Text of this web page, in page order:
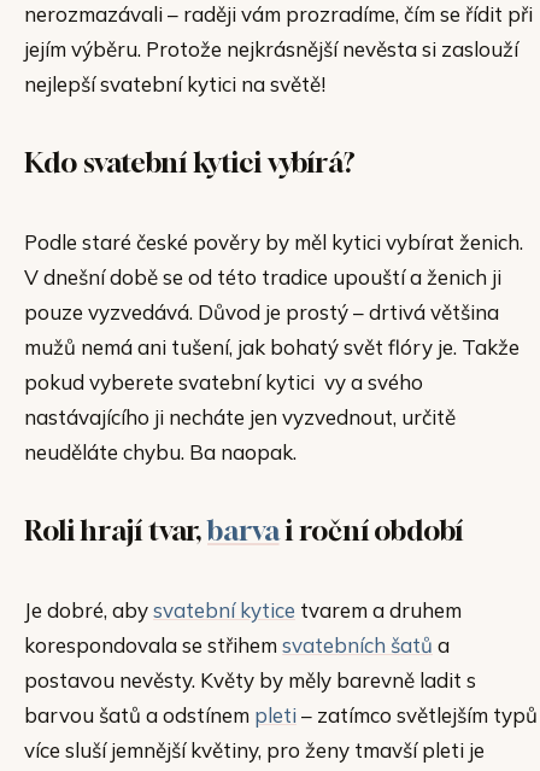
nerozmazávali – raději vám prozradíme, čím se řídit při
jejím výběru. Protože nejkrásnější nevěsta si zaslouží
nejlepší svatební kytici na světě!
Kdo svatební kytici vybírá?
Podle staré české pověry by měl kytici vybírat ženich.
V dnešní době se od této tradice upouští a ženich ji
pouze vyzvedává. Důvod je prostý – drtivá většina
mužů nemá ani tušení, jak bohatý svět flóry je. Takže
pokud vyberete svatební kytici vy a svého
nastávajícího ji necháte jen vyzvednout, určitě
neuděláte chybu. Ba naopak.
Roli hrají tvar,barvai roční období
Je dobré, abysvatební kytice tvarem a druhem
korespondovala se střihem svatebních šatů a
postavou nevěsty. Květy by měly barevně ladit s
barvou šatů a odstínem pleti – zatímco světlejším typů
více sluší jemnější květiny, pro ženy tmavší pleti je